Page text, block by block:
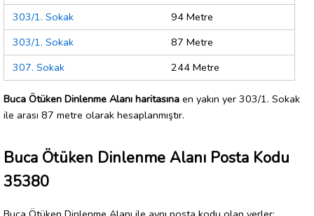
303/1. Sokak
94 Metre
303/1. Sokak
87 Metre
307. Sokak
244 Metre
Buca Ötüken Dinlenme Alanı haritasına en yakın yer 303/1. Sokak
ile arası 87 metre olarak hesaplanmıştır.
Buca Ötüken Dinlenme Alanı Posta Kodu
35380